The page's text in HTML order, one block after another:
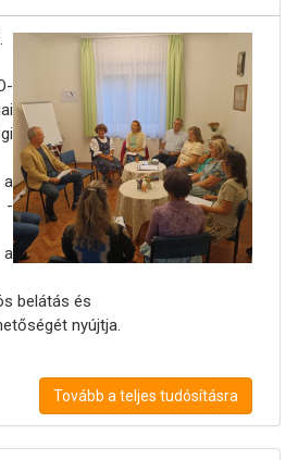
-
belátás és
nyújtja.
Tovább a teljes tudósításra